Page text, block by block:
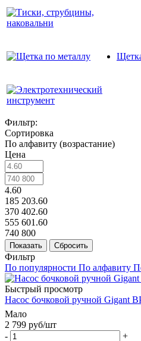
Фильтр:
Сортировка
По алфавиту (возрастание)
Цена
4.60
185 203.60
370 402.60
555 601.60
740 800
Показать Сбросить
Фильтр
По популярности По алфавиту
Быстрый просмотр
Насос бочковой ручной Gigant
Мало
2 799 руб/шт
-
+